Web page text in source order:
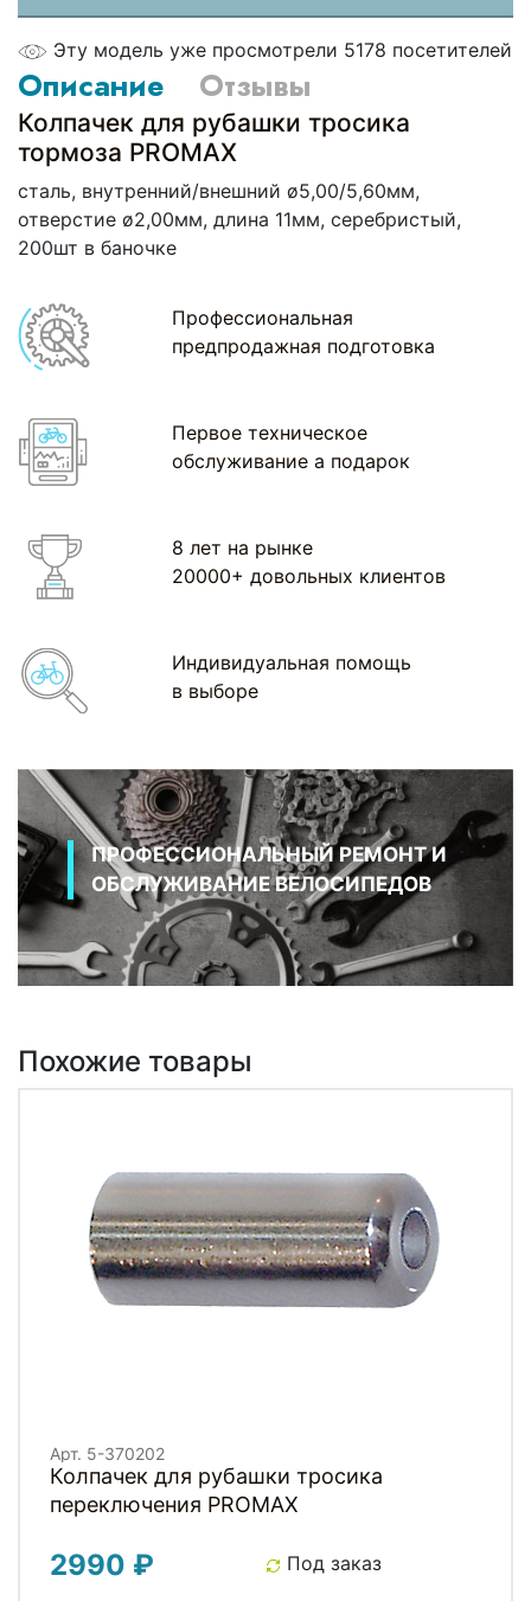
Эту модель уже просмотрели 5178 посетителей
Описание Отзывы
Колпачек для рубашки тросика
тормоза PROMAX
сталь, внутренний/внешний ø5,00/5,60мм,
отверстие ø2,00мм, длина 11мм, серебристый,
200шт в баночке
Профессиональная
предпродажная подготовка
Первое техническое
обслуживание а подарок
8 лет на рынке
20000+ довольных клиентов
Индивидуальная помощь
в выборе
ПРОФЕССИОНАЛЬНЫЙ РЕМОНТ И
ОБСЛУЖИВАНИЕ ВЕЛОСИПЕДОВ
Похожие товары
Арт. 5-370202
Колпачек для рубашки тросика
переключения PROMAX
2990 ₽ Под заказ